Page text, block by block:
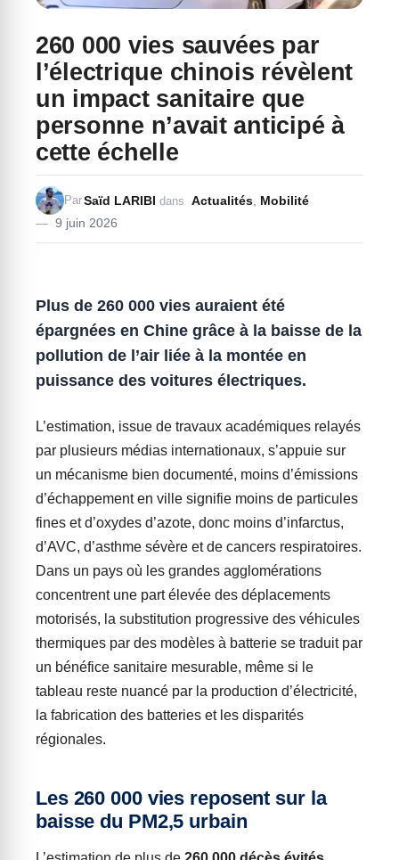
260 000 vies sauvées par
l’électrique chinois révèlent
un impact sanitaire que
personne n’avait anticipé à
cette échelle
9 juin 2026
ParSaïd LARIBI dans Actualités Mobilité
Plus de 260 000 vies auraient été
épargnées en Chine grâce à la baisse de la
pollution de l’air liée à la montée en
puissance des voitures électriques.
L’estimation, issue de travaux académiques relayés
par plusieurs médias internationaux, s’appuie sur
un mécanisme bien documenté, moins d’émissions
d’échappement en ville signifie moins de particules
fines et d’oxydes d’azote, donc moins d’infarctus,
d’AVC, d’asthme sévère et de cancers respiratoires.
Dans un pays où les grandes agglomérations
concentrent une part élevée des déplacements
motorisés, la substitution progressive des véhicules
thermiques par des modèles à batterie se traduit par
un bénéfice sanitaire mesurable, même si le
tableau reste nuancé par la production d’électricité,
la fabrication des batteries et les disparités
régionales.
Les 260 000 vies reposent sur la
baisse du PM2,5 urbain